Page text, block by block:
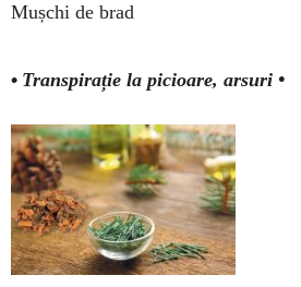
Mușchi de brad
• Transpirație la picioare, arsuri •